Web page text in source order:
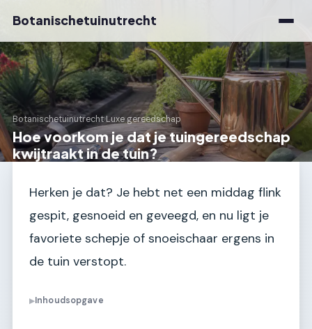
Botanischetuinutrecht
Botanischetuinutrecht›Luxe gereedschap
Hoe voorkom je dat je tuingereedschap
kwijtraakt in de tuin?
Herken je dat? Je hebt net een middag flink
gespit, gesnoeid en geveegd, en nu ligt je
favoriete schepje of snoeischaar ergens in
de tuin verstopt.
▶Inhoudsopgave